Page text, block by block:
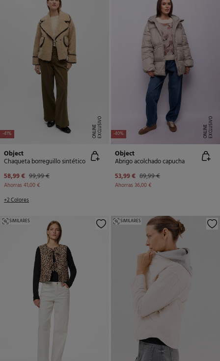
-41% E
X
C
L
U
SI
V
O
O
N
LI
N
E
Object
Chaqueta borreguillo sintético
58,99 € 99,99 €
Ahorras 41,00 €
+2 Colores
-40% E
X
C
L
U
SI
V
O
O
N
LI
N
E
Object
Abrigo acolchado capucha
53,99 € 89,99 €
Ahorras 36,00 €
SIMILARES SIMILARES